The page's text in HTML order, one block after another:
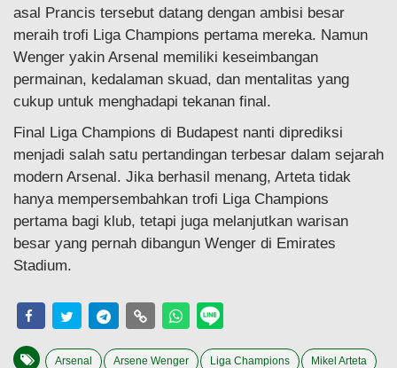
asal Prancis tersebut datang dengan ambisi besar
meraih trofi Liga Champions pertama mereka. Namun
Wenger yakin Arsenal memiliki keseimbangan
permainan, kedalaman skuad, dan mentalitas yang
cukup untuk menghadapi tekanan final.
Final Liga Champions di Budapest nanti diprediksi
menjadi salah satu pertandingan terbesar dalam sejarah
modern Arsenal. Jika berhasil menang, Arteta tidak
hanya mempersembahkan trofi Liga Champions
pertama bagi klub, tetapi juga melanjutkan warisan
besar yang pernah dibangun Wenger di Emirates
Stadium.
Arsenal Arsene Wenger Liga Champions Mikel Arteta